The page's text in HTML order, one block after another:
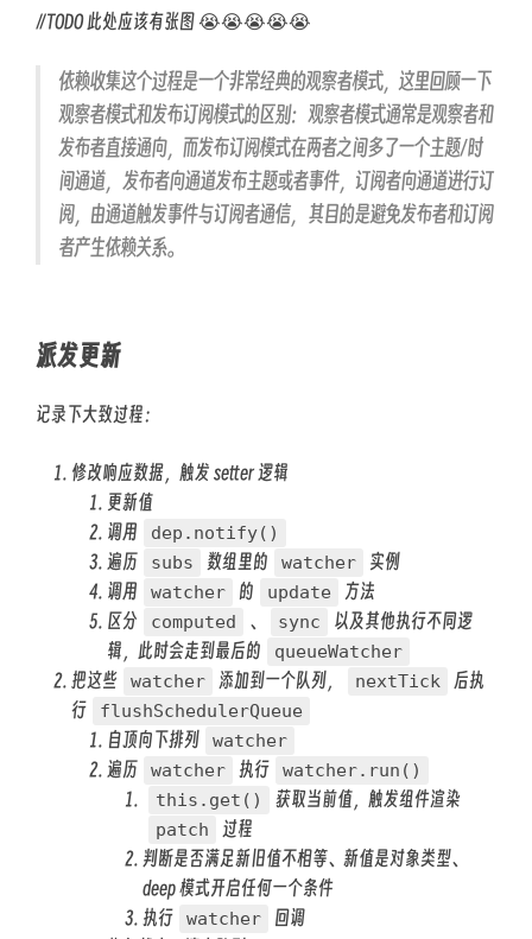
//TODO 此处应该有张图 😭😭😭😭😭
依赖收集这个过程是一个非常经典的观察者模式，这里回顾一下
观察者模式和发布订阅模式的区别： 观察者模式通常是观察者和
发布者直接通向，而发布订阅模式在两者之间多了一个主题/时
间通道， 发布者向通道发布主题或者事件，订阅者向通道进行订
阅，由通道触发事件与订阅者通信， 其目的是避免发布者和订阅
者产生依赖关系。
派发更新
记录下大致过程：
修改响应数据，触发 setter 逻辑
更新值
调用
dep.notify()
遍历 subs 数组里的 watcher
实例
调用
watcher 的 update
方法
区分
computed 、 sync
以及其他执行不同逻
辑，此时会走到最后的
queueWatcher
把这些 watcher 添加到一个队列， nextTick
后执
行
flushSchedulerQueue
自顶向下排列 watcher
遍历 watcher 执行
watcher.run()
this.get()
获取当前值，触发组件渲染
patch
过程
判断是否满足新旧值不相等、新值是对象类型、
deep 模式开启任何一个条件
执行
watcher
回调